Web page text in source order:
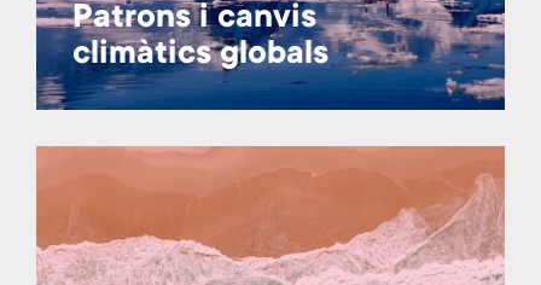
Patrons i canvis
climàtics globals